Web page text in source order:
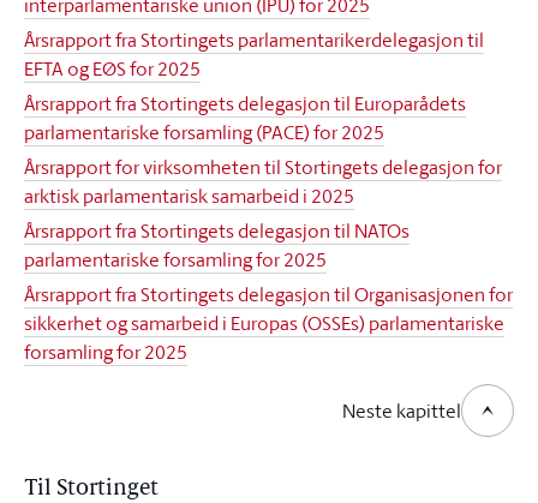
Årsrapport fra Stortingets parlamentarikerdelegasjon til
EFTA og EØS for 2025
Årsrapport fra Stortingets delegasjon til Europarådets
parlamentariske forsamling (PACE) for 2025
Årsrapport for virksomheten til Stortingets delegasjon for
arktisk parlamentarisk samarbeid i 2025
Årsrapport fra Stortingets delegasjon til NATOs
parlamentariske forsamling for 2025
Årsrapport fra Stortingets delegasjon til Organisasjonen for
sikkerhet og samarbeid i Europas (OSSEs) parlamentariske
forsamling for 2025
Neste kapittel
Til Stortinget